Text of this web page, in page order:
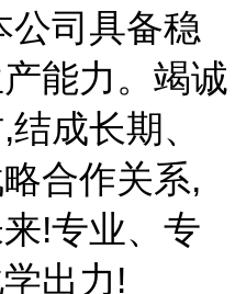
公司具备稳
能力。竭诚
成长期、
合作关系,
!专业、专
出力!